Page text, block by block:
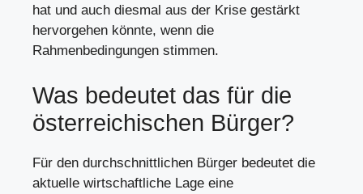
hat und auch diesmal aus der Krise gestärkt
hervorgehen könnte, wenn die
Rahmenbedingungen stimmen.
Was bedeutet das für die
österreichischen Bürger?
Für den durchschnittlichen Bürger bedeutet die
aktuelle wirtschaftliche Lage eine